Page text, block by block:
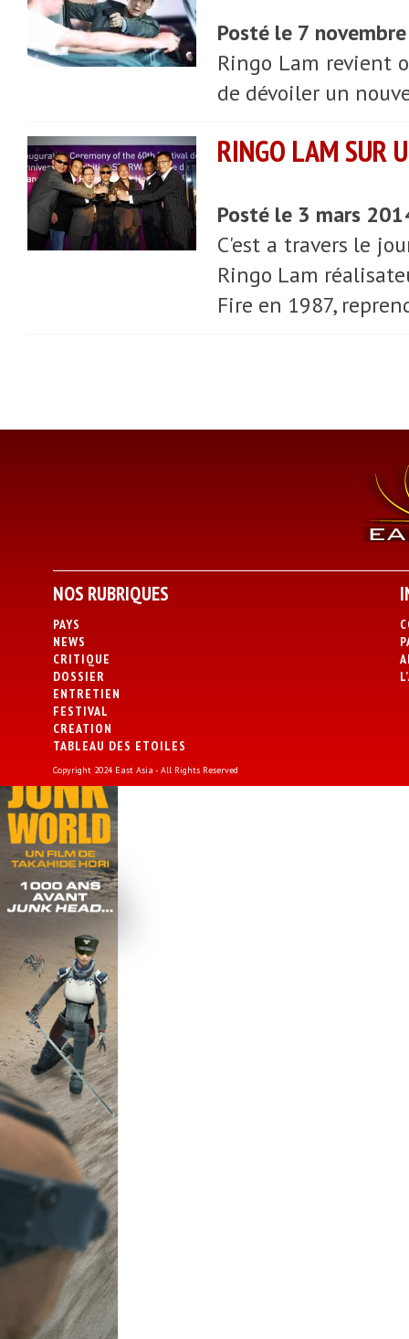
Posté le 7
Ringo Lam revient
de dévoiler un
RINGO LAM SUR
Posté le 3 mars
C'est a travers le
Ringo Lam
Fire en 1987,
NOS RUBRIQUES
PAYS
NEWS
CRITIQUE
DOSSIER
ENTRETIEN
FESTIVAL
CREATION
TABLEAU DES ETOILES
Copyright 2024 East Asia - All Rights Reserved